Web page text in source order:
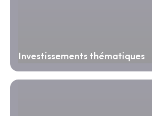
Investissements thématiques